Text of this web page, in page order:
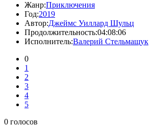
Жанр:Приключения
Год:2019
Автор:Джеймс Уиллард Шульц
Продолжительность:04:08:06
Исполнитель:Валерий Стельмащук
0
1
2
3
4
5
0 голосов